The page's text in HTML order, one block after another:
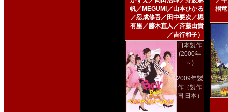
帆／MEGUMI／山本ひかる
／忍成修吾／田中要次／堀
有里／藤木直人／斉藤由貴
／吉行和子）
日本製作
(2000年
～)
2009年製
作（製作
国 日本）
桐